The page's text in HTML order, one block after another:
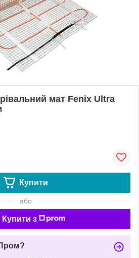
мат Fenix Ultra
Купити
або
Купити з